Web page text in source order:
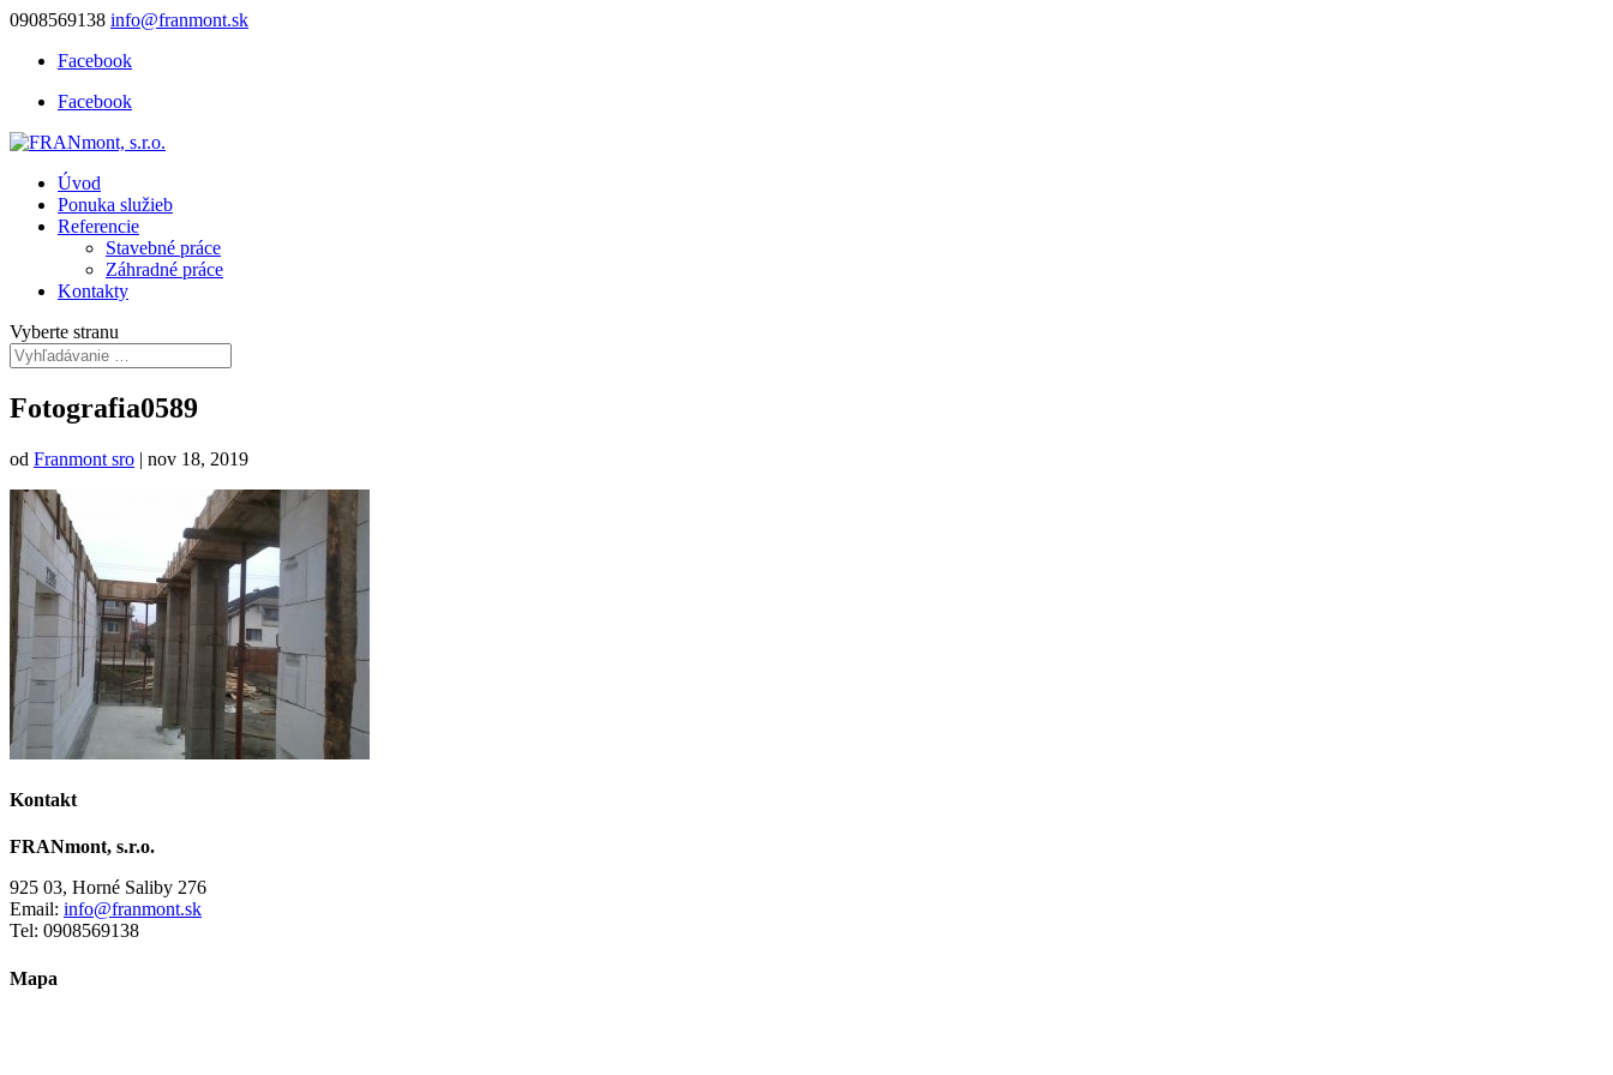
0908569138 info@franmont.sk
Facebook
Facebook
Úvod
Ponuka služieb
Referencie
Stavebné práce
Záhradné práce
Kontakty
Vyberte stranu
Fotografia0589
od Franmont sro | nov 18, 2019
Kontakt
FRANmont, s.r.o.
925 03, Horné Saliby 276
Email: info@franmont.sk
Tel: 0908569138
Mapa